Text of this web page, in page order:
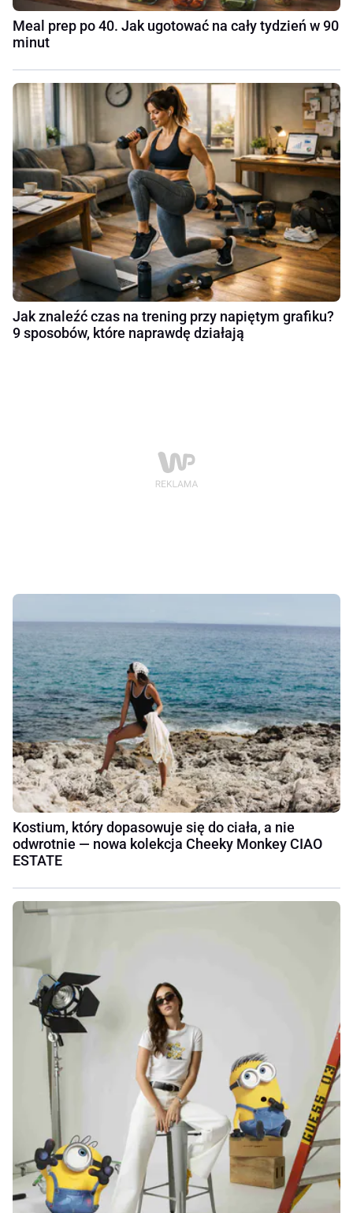
Meal prep po 40. Jak ugotować na cały tydzień w 90
minut
Jak znaleźć czas na trening przy napiętym grafiku?
9 sposobów, które naprawdę działają
Kostium, który dopasowuje się do ciała, a nie
odwrotnie — nowa kolekcja Cheeky Monkey CIAO
ESTATE